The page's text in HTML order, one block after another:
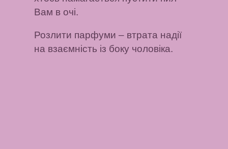
Вам в очі.
Розлити парфуми – втрата надії
на взаємність із боку чоловіка.